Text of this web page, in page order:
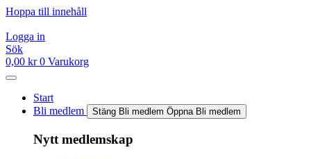
Hoppa till innehåll
Logga in
Sök
0,00 kr 0 Varukorg
Start
Bli medlem
Stäng Bli medlem Öppna Bli medlem
Nytt medlemskap